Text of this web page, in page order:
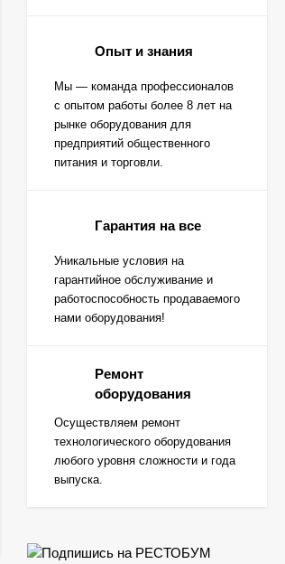
Опыт и знания
Мы — команда профессионалов
с опытом работы более 8 лет на
рынке оборудования для
предприятий общественного
питания и торговли.
Гарантия на все
Уникальные условия на
гарантийное обслуживание и
работоспособность продаваемого
нами оборудования!
Ремонт
оборудования
Осуществляем ремонт
технологического оборудования
любого уровня сложности и года
выпуска.